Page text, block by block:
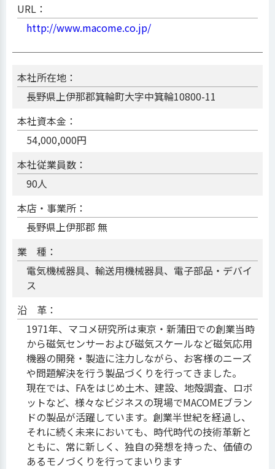
URL：
http://www.macome.co.jp/
本社所在地：
長野県上伊那郡箕輪町大字中箕輪10800-11
本社資本金：
54,000,000円
本社従業員数：
90人
本店・事業所：
長野県上伊那郡 無
業 種：
電気機械器具、輸送用機械器具、電子部品・デバイ
ス
沿 革：
1971年、マコメ研究所は東京・新蒲田での創業当時
から磁気センサーおよび磁気スケールなど磁気応用
機器の開発・製造に注力しながら、お客様のニーズ
や問題解決を行う製品づくりを行ってきました。
現在では、FAをはじめ土木、建設、地殻調査、ロボ
ットなど、様々なビジネスの現場でMACOMEブラン
ドの製品が活躍しています。創業半世紀を経過し、
それに続く未来においても、時代時代の技術革新と
ともに、常に新しく、独自の発想を持った、価値の
あるモノづくりを行ってまいります